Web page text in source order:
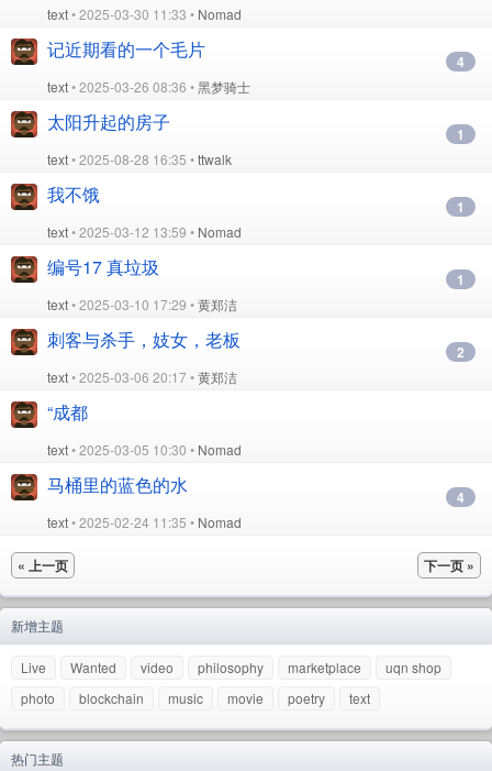
text• 2025-03-30 11:33 • Nomad
记近期看的一个毛片
text• 2025-03-26 08:36 •黑梦骑士
4
太阳升起的房子
text• 2025-08-28 16:35 •ttwalk
1
我不饿
text• 2025-03-12 13:59 • Nomad
1
编号17 真垃圾
text• 2025-03-10 17:29 •黄郑洁
1
刺客与杀手，妓女，老板
text• 2025-03-06 20:17 •黄郑洁
2
“成都
text• 2025-03-05 10:30 • Nomad
马桶里的蓝色的水
text• 2025-02-24 11:35 • Nomad
4
« 上一页 下一页 »
新增主题
Live Wanted video philosophy marketplace
uqn shop
photo
blockchain music movie poetry text
热门主题